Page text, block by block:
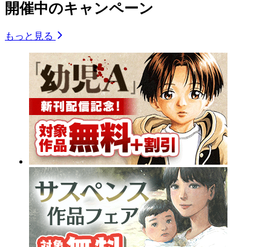
開催中のキャンペーン
もっと見る